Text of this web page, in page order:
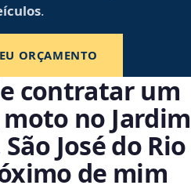
.
ORÇAMENTO
contratar um
no Jardim
José do Rio
de mim